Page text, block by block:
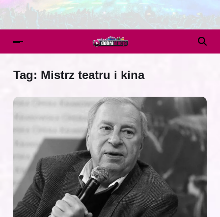
Tag: Mistrz teatru i kina